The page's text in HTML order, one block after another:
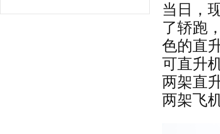
当日，
了轿跑
色的直
可直升
两架直
两架飞